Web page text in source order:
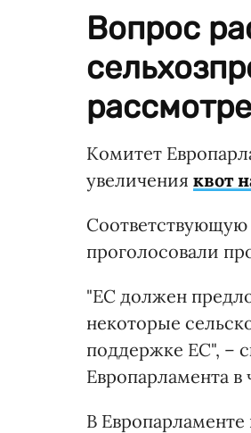
Вопрос
Комитет
увеличения квот
Соответствующую
проголосовали
"ЕС должен
некоторые
поддержке ЕС", –
Европарламента в
В